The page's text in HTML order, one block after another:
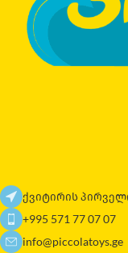
ქვიტირის
+995 571 77 07 07
info@piccolatoys.ge